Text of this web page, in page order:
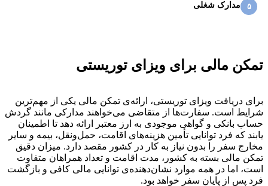
۵ مدارک شغلی
تمکن مالی برای ویزای توریستی
برای دریافت ویزای توریستی، ارائه‌ی تمکن مالی یکی از مهم‌ترین
شرایط است. سفارت‌ها از متقاضی می‌خواهند مدارکی مانند گردش
حساب بانکی و گواهی موجودی به ارز معتبر ارائه دهد تا اطمینان
یابند که فرد توانایی تأمین هزینه‌های اقامت، حمل‌ونقل، بیمه و سایر
مخارج سفر را بدون نیاز به کار در کشور مقصد دارد. میزان دقیق
تمکن مالی بسته به کشور، مدت اقامت و تعداد همراهان متفاوت
است، اما در همه موارد نشان‌دهنده‌ی توانایی مالی کافی و بازگشت
فرد پس از پایان سفر خواهد بود.